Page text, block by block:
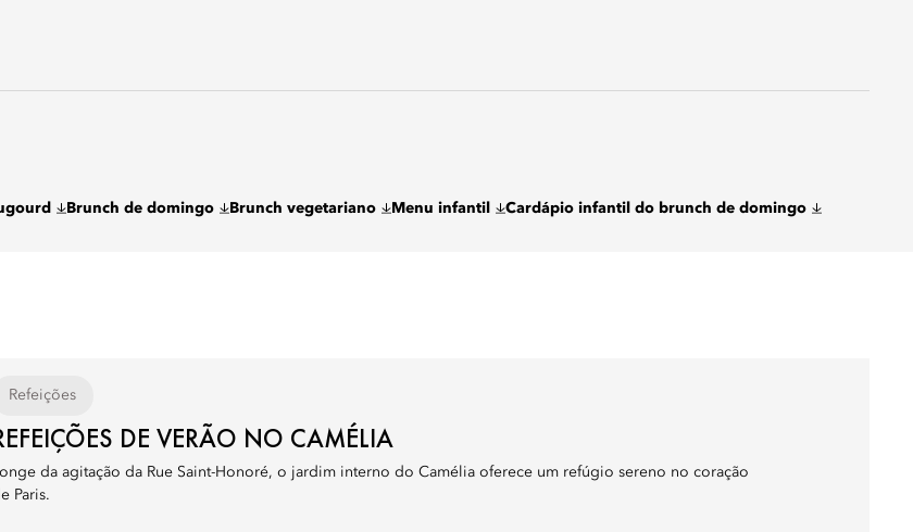
Brunch de domingo Brunch vegetariano Menu infantil Cardápio infantil do brunch de domingo
Refeições
DE VERÃO NO CAMÉLIA
da agitação da Rue Saint-Honoré, o jardim interno do Camélia oferece um refúgio sereno no coração
Paris.